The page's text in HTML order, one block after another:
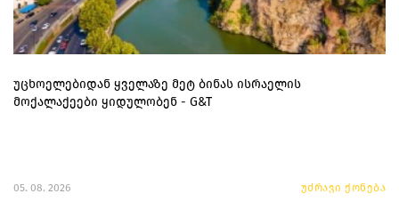
უცხოელებიდან ყველაზე მეტ ბინას ისრაელის
მოქალაქეები ყიდულობენ - G&T
05. 08. 2026 უძრავი ქონება